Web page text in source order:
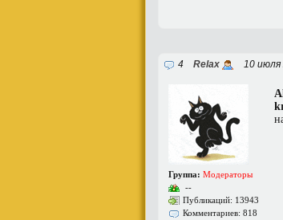
4 Relax 10 июля
Группа: Модераторы
--
Публикаций: 13943
Комментариев: 818